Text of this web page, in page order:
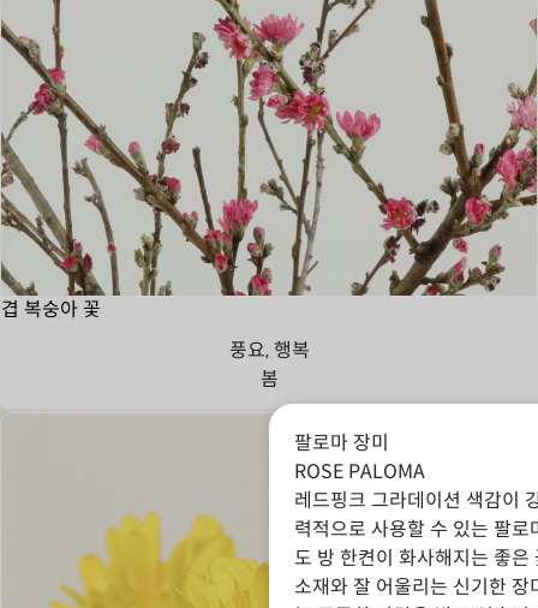
겹 복숭아 꽃
풍요, 행복
봄
팔로마 장미
ROSE PALOMA
레드핑크 그라데이션 색감이
력적으로 사용할 수 있는 팔
도 방 한켠이 화사해지는 좋
소재와 잘 어울리는 신기한